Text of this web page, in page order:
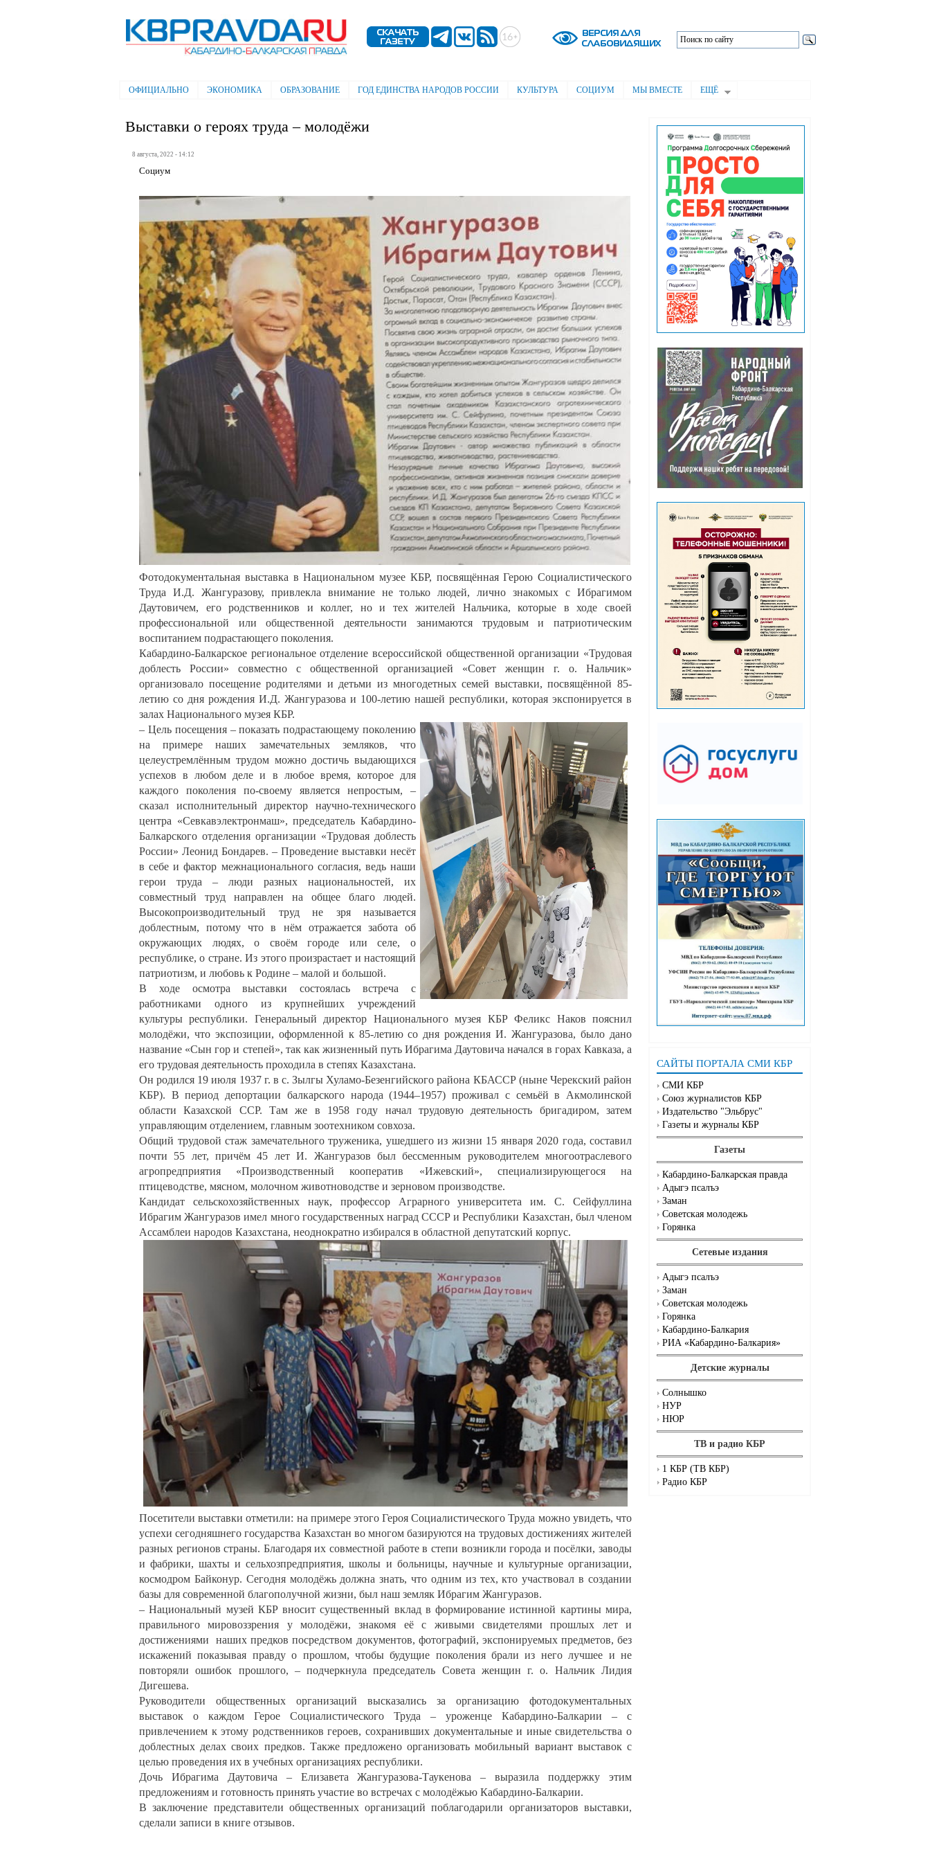
содержанию
Электронная газета "Кабардино-
Балкарская правда"
Главное меню
ОФИЦИАЛЬНО ЭКОНОМИКА ОБРАЗОВАНИЕ ГОД ЕДИНСТВА НАРОДОВ РОССИИ КУЛЬТУРА СОЦИУМ МЫ ВМЕСТЕ ЕЩЁ
САЙТЫ ПОРТАЛА СМИ КБР
СМИ КБР
Союз журналистов КБР
Издательство "Эльбрус"
Газеты и журналы КБР
Газеты
Кабардино-Балкарская правда
Адыгэ псалъэ
Заман
Советская молодежь
Горянка
Сетевые издания
Адыгэ псалъэ
Заман
Советская молодежь
Горянка
Кабардино-Балкария
РИА «Кабардино-Балкария»
Детские журналы
Солнышко
НУР
НЮР
ТВ и радио КБР
1 КБР (ТВ КБР)
Радио КБР
Выставки о героях труда – молодёжи
8 августа, 2022 - 14:12
Социум
Фотодокументальная выставка в Национальном музее КБР, посвящённая Герою Социалистического
Труда И.Д. Жангуразову, привлекла внимание не только людей, лично знакомых с Ибрагимом
Даутовичем, его родственников и коллег, но и тех жителей Нальчика, которые в ходе своей
профессиональной или общественной деятельности занимаются трудовым и патриотическим
воспитанием подрастающего поколения.
Кабардино-Балкарское региональное отделение всероссийской общественной организации «Трудовая
доблесть России» совместно с общественной организацией «Совет женщин г. о. Нальчик»
организовало посещение родителями и детьми из многодетных семей выставки, посвящённой 85-
летию со дня рождения И.Д. Жангуразова и 100-летию нашей республики, которая экспонируется в
залах Национального музея КБР.
– Цель посещения – показать подрастающему поколению
на примере наших замечательных земляков, что
целеустремлённым трудом можно достичь выдающихся
успехов в любом деле и в любое время, которое для
каждого поколения по-своему является непростым, –
сказал исполнительный директор научно-технического
центра «Севкавэлектронмаш», председатель Кабардино-
Балкарского отделения организации «Трудовая доблесть
России» Леонид Бондарев. – Проведение выставки несёт
в себе и фактор межнационального согласия, ведь наши
герои труда – люди разных национальностей, их
совместный труд направлен на общее благо людей.
Высокопроизводительный труд не зря называется
доблестным, потому что в нём отражается забота об
окружающих людях, о своём городе или селе, о
республике, о стране. Из этого произрастает и настоящий
патриотизм, и любовь к Родине – малой и большой.
В ходе осмотра выставки состоялась встреча с
работниками одного из крупнейших учреждений
культуры республики. Генеральный директор Национального музея КБР Феликс Наков пояснил
молодёжи, что экспозиции, оформленной к 85-летию со дня рождения И. Жангуразова, было дано
название «Сын гор и степей», так как жизненный путь Ибрагима Даутовича начался в горах Кавказа, а
его трудовая деятельность проходила в степях Казахстана.
Он родился 19 июля 1937 г. в с. Зылгы Хуламо-Безенгийского района КБАССР (ныне Черекский район
КБР). В период депортации балкарского народа (1944–1957) проживал с семьёй в Акмолинской
области Казахской ССР. Там же в 1958 году начал трудовую деятельность бригадиром, затем
управляющим отделением, главным зоотехником совхоза.
Общий трудовой стаж замечательного труженика, ушедшего из жизни 15 января 2020 года, составил
почти 55 лет, причём 45 лет И. Жангуразов был бессменным руководителем многоотраслевого
агропредприятия «Производственный кооператив «Ижевский», специализирующегося на
птицеводстве, мясном, молочном животноводстве и зерновом производстве.
Кандидат сельскохозяйственных наук, профессор Аграрного университета им. С. Сейфуллина
Ибрагим Жангуразов имел много государственных наград СССР и Республики Казахстан, был членом
Ассамблеи народов Казахстана, неоднократно избирался в областной депутатский корпус.
Посетители выставки отметили: на примере этого Героя Социалистического Труда можно увидеть, что
успехи сегодняшнего государства Казахстан во многом базируются на трудовых достижениях жителей
разных регионов страны. Благодаря их совместной работе в степи возникли города и посёлки, заводы
и фабрики, шахты и сельхозпредприятия, школы и больницы, научные и культурные организации,
космодром Байконур. Сегодня молодёжь должна знать, что одним из тех, кто участвовал в создании
базы для современной благополучной жизни, был наш земляк Ибрагим Жангуразов.
– Национальный музей КБР вносит существенный вклад в формирование истинной картины мира,
правильного мировоззрения у молодёжи, знакомя её с живыми свидетелями прошлых лет и
достижениями наших предков посредством документов, фотографий, экспонируемых предметов, без
искажений показывая правду о прошлом, чтобы будущие поколения брали из него лучшее и не
повторяли ошибок прошлого, – подчеркнула председатель Совета женщин г. о. Нальчик Лидия
Дигешева.
Руководители общественных организаций высказались за организацию фотодокументальных
выставок о каждом Герое Социалистического Труда – уроженце Кабардино-Балкарии – с
привлечением к этому родственников героев, сохранивших документальные и иные свидетельства о
доблестных делах своих предков. Также предложено организовать мобильный вариант выставок с
целью проведения их в учебных организациях республики.
Дочь Ибрагима Даутовича – Елизавета Жангуразова-Таукенова – выразила поддержку этим
предложениям и готовность принять участие во встречах с молодёжью Кабардино-Балкарии.
В заключение представители общественных организаций поблагодарили организаторов выставки,
сделали записи в книге отзывов.